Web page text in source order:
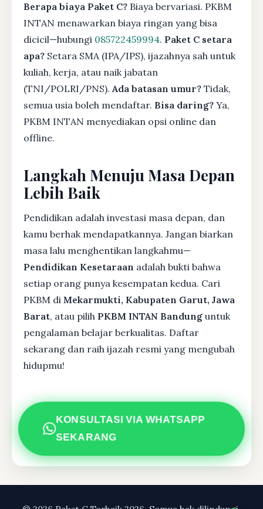
Berapa biaya Paket C? Biaya bervariasi. PKBM
INTAN menawarkan biaya ringan yang bisa
dicicil—hubungi 085722459994. Paket C setara
apa? Setara SMA (IPA/IPS), ijazahnya sah untuk
kuliah, kerja, atau naik jabatan
(TNI/POLRI/PNS).Ada batasan umur? Tidak,
semua usia boleh mendaftar. Bisa daring? Ya,
PKBM INTAN menyediakan opsi online dan
offline.
Langkah Menuju Masa Depan
Lebih Baik
Pendidikan adalah investasi masa depan, dan
kamu berhak mendapatkannya. Jangan biarkan
masa lalu menghentikan langkahmu—
Pendidikan Kesetaraan adalah bukti bahwa
setiap orang punya kesempatan kedua. Cari
PKBM di Mekarmukti, Kabupaten Garut, Jawa
Barat, atau pilih PKBM INTAN Bandung untuk
pengalaman belajar berkualitas. Daftar
sekarang dan raih ijazah resmi yang mengubah
hidupmu!
KONSULTASI VIA WHATSAPP
SEKARANG